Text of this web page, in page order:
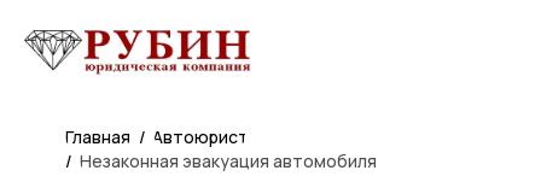
Главная Автоюрист
/
Незаконная эвакуация автомобиля
/